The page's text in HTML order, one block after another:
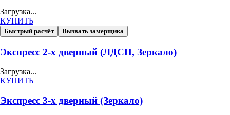
Загрузка...
КУПИТЬ
Быстрый расчёт Вызвать замерщика
Экспресс 2-х дверный (ЛДСП, Зеркало)
Загрузка...
КУПИТЬ
Экспресс 3-х дверный (Зеркало)